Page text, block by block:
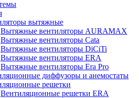
вытяжные
Вытяжные вентиляторы AURAMAX
Вытяжные вентиляторы Cata
Вытяжные вентиляторы DiCiTi
Вытяжные вентиляторы ERA
Вытяжные вентиляторы Era Pro
диффузоры и анемостаты
решетки
Вентиляционные решетки ERA